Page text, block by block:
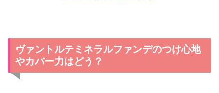
ヴァントルテミネラルファンデのつけ心地
やカバー力はどう？